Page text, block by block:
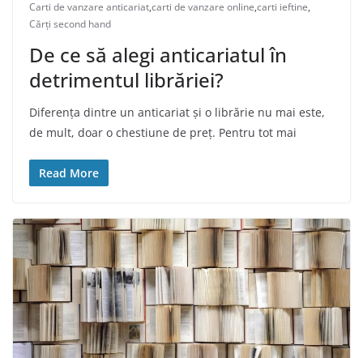
Carti de vanzare anticariat,carti de vanzare online,carti ieftine,
Cărți second hand
De ce să alegi anticariatul în
detrimentul librăriei?
Diferența dintre un anticariat și o librărie nu mai este,
de mult, doar o chestiune de preț. Pentru tot mai
Read More